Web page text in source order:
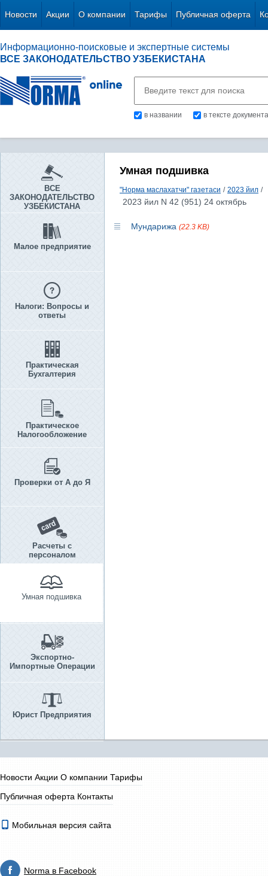
Новости Акции О компании Тарифы Публичная оферта
Информационно-поисковые и экспертные системы
ВСЕ ЗАКОНОДАТЕЛЬСТВО УЗБЕКИСТАНА
в названии в тексте документа
ВСЕ
ЗАКОНОДАТЕЛЬСТВО
УЗБЕКИСТАНА
Малое предприятие
Налоги: Вопросы и
ответы
Практическая
Бухгалтерия
Практическое
Налогообложение
Проверки от А до Я
Расчеты с
персоналом
Умная подшивка
Экспортно-
Импортные Операции
Юрист Предприятия
Умная подшивка
"Норма маслахатчи" газетаси / 2023 йил /
2023 йил N 42 (951) 24 октябрь
Мундарижа (22.3 KB)
Новости Акции О компании Тарифы
Публичная оферта Контакты
Мобильная версия сайта
Norma в Facebook